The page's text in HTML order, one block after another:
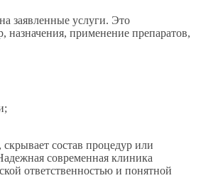
заявленные услуги. Это
применение препаратов,
состав процедур или
современная клиника
ответственностью и понятной